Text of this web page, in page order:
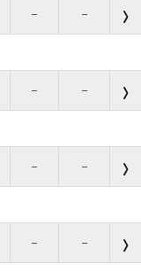
– –
– –
– –
– –